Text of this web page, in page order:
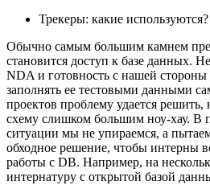
Трекеры: какие используются?
Обычно самым большим камнем
становится доступ к базе данных.
NDA и готовность с нашей стороны
заполнять ее тестовыми данными
проектов проблему удается решить,
схему слишком большим ноу-хау. В
ситуации мы не упираемся, а
обходное решение, чтобы интерны
работы с DB. Например, на
интернатуру с открытой базой